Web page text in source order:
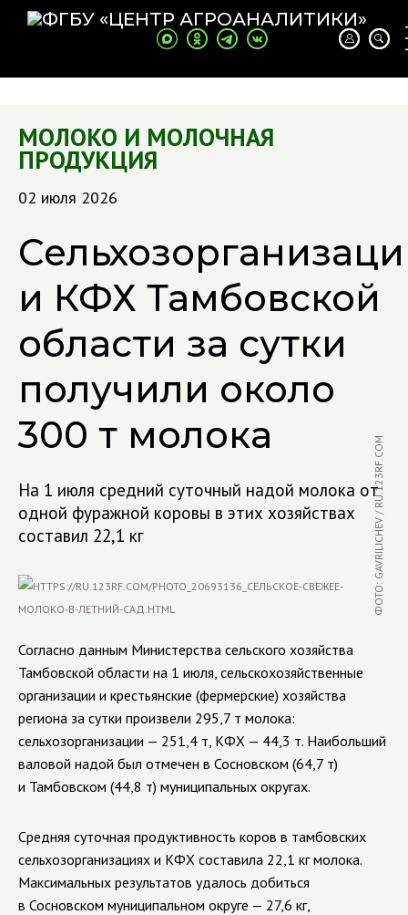
МОЛОКО И МОЛОЧНАЯ
ПРОДУКЦИЯ
02 июля 2026
и КФХ Тамбовской
области за сутки
получили около
300 т молока
На 1 июля средний суточный надой молока от
одной фуражной коровы в этих хозяйствах
составил 22,1 кг
ФОТО: GAVRILICHEV / RU.123RF.COM
Согласно данным Министерства сельского хозяйства
Тамбовской области на 1 июля, сельскохозяйственные
организации и крестьянские (фермерские) хозяйства
региона за сутки произвели 295,7 т молока:
сельхозорганизации — 251,4 т, КФХ — 44,3 т. Наибольший
валовой надой был отмечен в Сосновском (64,7 т)
и Тамбовском (44,8 т) муниципальных округах.
Средняя суточная продуктивность коров в тамбовских
сельхозорганизациях и КФХ составила 22,1 кг молока.
Максимальных результатов удалось добиться
в Сосновском муниципальном округе — 27,6 кг,